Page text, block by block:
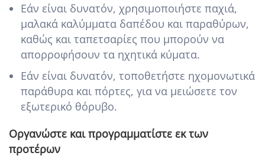
Εάν είναι δυνατόν, χρησιμοποιήστε παχιά,
μαλακά καλύμματα δαπέδου και παραθύρων,
καθώς και ταπετσαρίες που μπορούν να
απορροφήσουν τα ηχητικά κύματα.
Εάν είναι δυνατόν, τοποθετήστε ηχομονωτικά
παράθυρα και πόρτες, για να μειώσετε τον
εξωτερικό θόρυβο.
Οργανώστε και προγραμματίστε εκ των
προτέρων